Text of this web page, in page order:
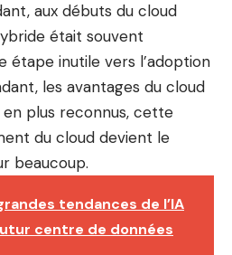
aux débuts du cloud
était souvent
étape inutile vers l’adoption
les avantages du cloud
plus reconnus, cette
du cloud devient le
beaucoup.
tendances de l’IA
centre de données